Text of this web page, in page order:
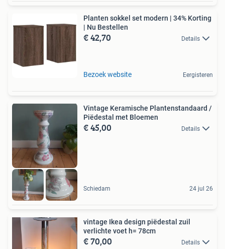
Planten sokkel set modern | 34% Korting
| Nu Bestellen
€ 42,70 Details
Bezoek website Eergisteren
Vintage Keramische Plantenstandaard /
Piëdestal met Bloemen
€ 45,00 Details
Schiedam 24 jul 26
vintage Ikea design piëdestal zuil
verlichte voet h= 78cm
€ 70,00 Details